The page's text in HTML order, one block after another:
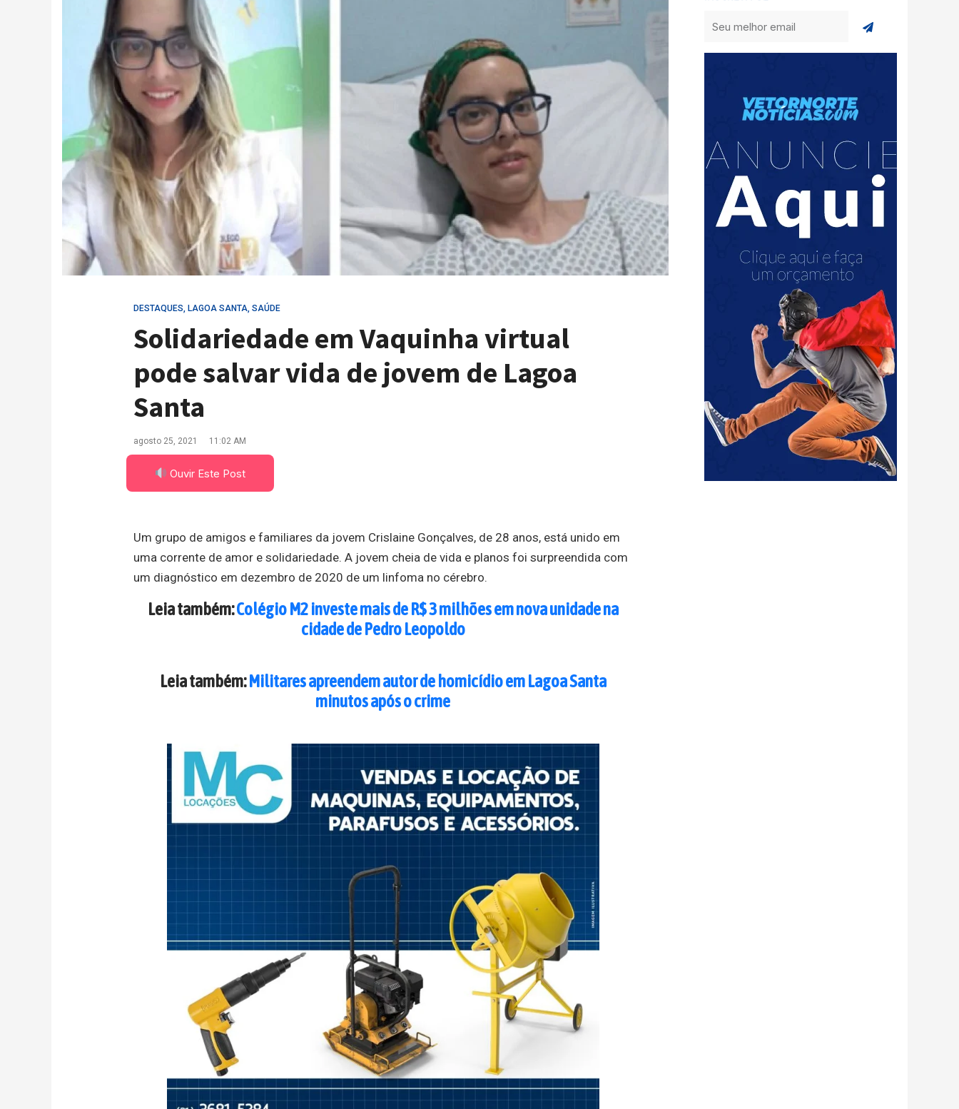
DESTAQUES, LAGOA SANTA, SAÚDE
Solidariedade em Vaquinha virtual
pode salvar vida de jovem de Lagoa
Santa
agosto 25, 2021 11:02 AM
Ouvir Este Post
Um grupo de amigos e familiares da jovem Crislaine Gonçalves, de 28 anos, está unido em
uma corrente de amor e solidariedade. A jovem cheia de vida e planos foi surpreendida com
um diagnóstico em dezembro de 2020 de um linfoma no cérebro.
Leia também:Colégio M2 investe mais de R$ 3 milhões em nova unidade na
cidade de Pedro Leopoldo
Leia também:Militares apreendem autor de homicídio em Lagoa Santa
minutos após o crime